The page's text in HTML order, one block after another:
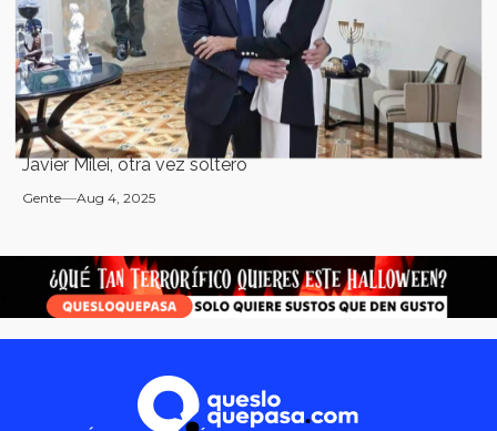
Javier Milei, otra vez soltero
Gente Aug 4, 2025